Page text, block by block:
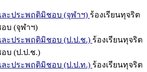
ละประพฤติมิชอบ (จุฬาฯ) ร้องเรียนทุจริต
บ (จุฬาฯ)
ละประพฤติมิชอบ (ป.ป.ช.) ร้องเรียนทุจริต
บ (ป.ป.ช.)
ละประพฤติมิชอบ (ป.ป.ท.) ร้องเรียนทุจริต